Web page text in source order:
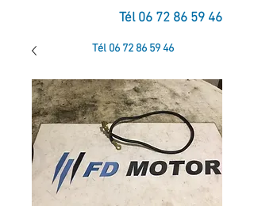
Tél 06 72 86 59 46
Tél 06 72 86 59 46